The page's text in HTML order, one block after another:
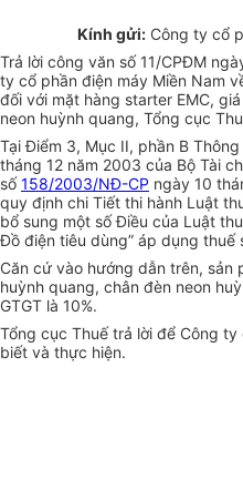
Kính gửi:Công ty cổ
Trả lời công văn số 11/CPĐM
ty cổ phần điện máy Miền Nam
đối với mặt hàng starter EMC,
neon huỳnh quang, Tổng cục
Tại Điểm 3, Mục II, phần B
tháng 12 năm 2003 của Bộ Tài
số158/2003/NĐ-CP ngày 10
quy định chi Tiết thi hành Luật
bổ sung một số Điều của Luật
Đồ điện tiêu dùng” áp dụng thuế
Căn cứ vào hướng dẫn trên, sản
huỳnh quang, chân đèn neon
GTGT là 10%.
Tổng cục Thuế trả lời để Công
biết và thực hiện.